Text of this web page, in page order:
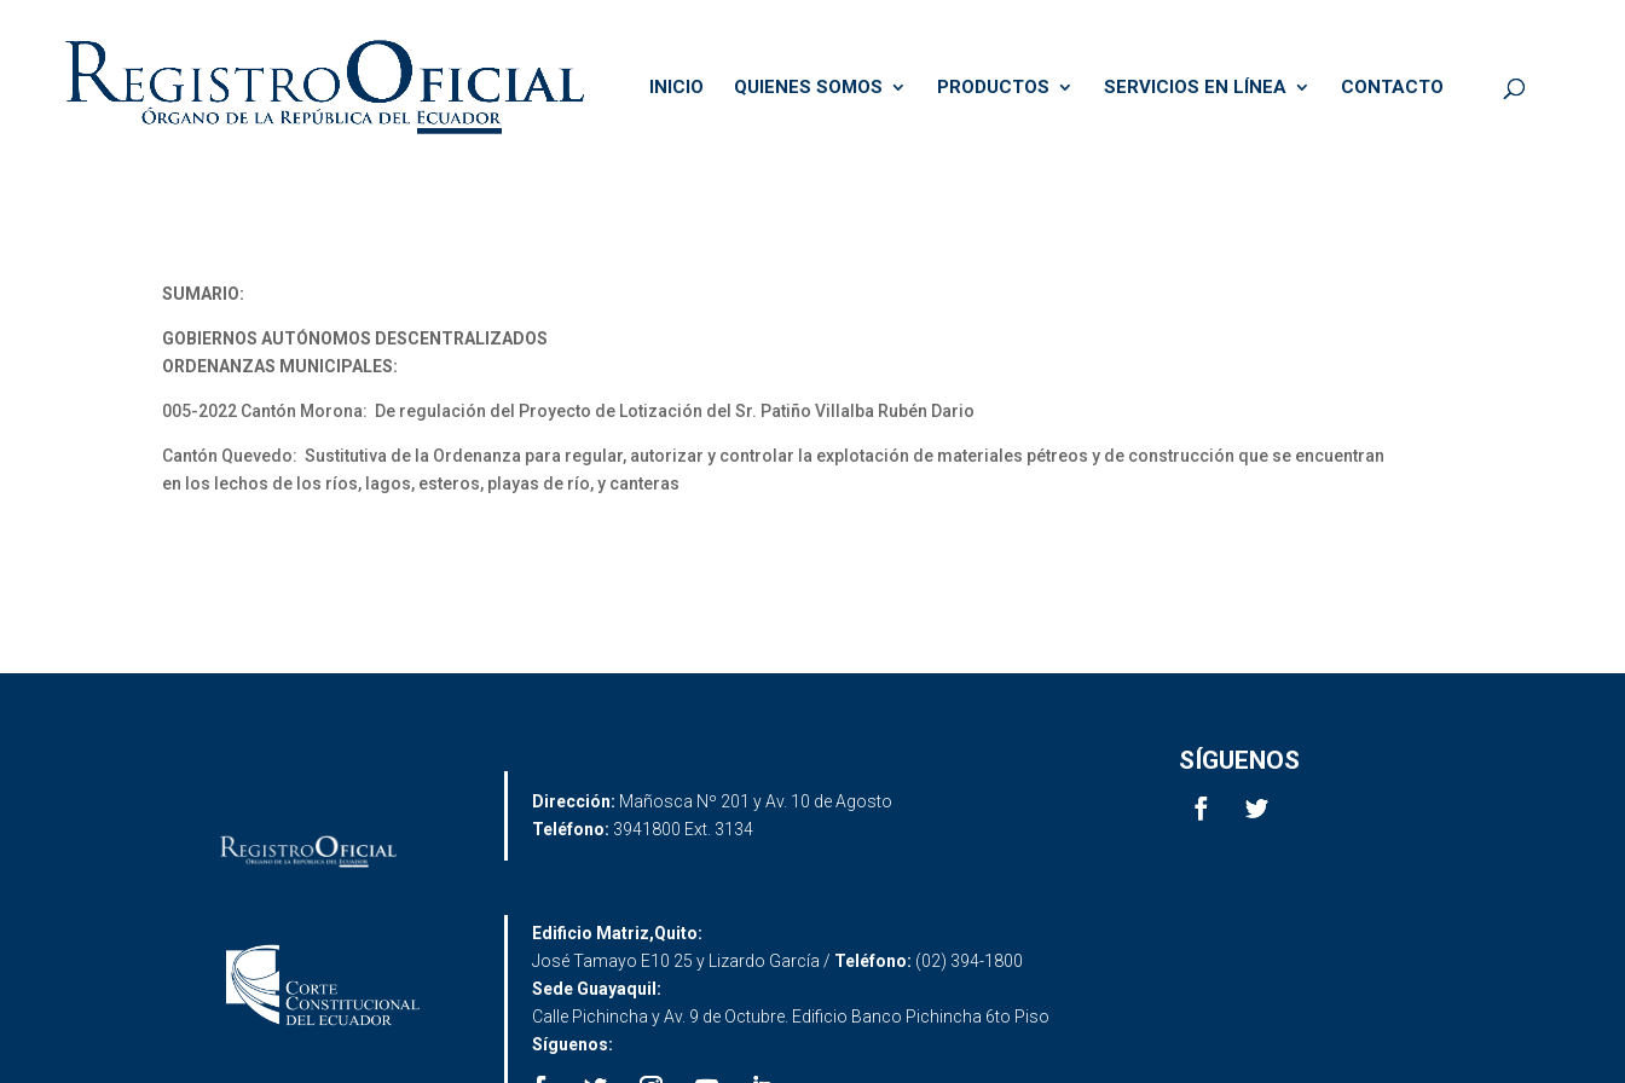
INICIO QUIENES SOMOS PRODUCTOS SERVICIOS EN LÍNEA CONTACTO
SUMARIO:
GOBIERNOS AUTÓNOMOS DESCENTRALIZADOS
ORDENANZAS MUNICIPALES:
005-2022 Cantón Morona: De regulación del Proyecto de Lotización del Sr. Patiño Villalba Rubén Dario
Cantón Quevedo: Sustitutiva de la Ordenanza para regular, autorizar y controlar la explotación de materiales pétreos y de construcción que se encuentran
en los lechos de los ríos, lagos, esteros, playas de río, y canteras
Dirección: Mañosca Nº 201 y Av. 10 de Agosto
Teléfono: 3941800 Ext. 3134
SÍGUENOS
Edificio Matriz,Quito:
José Tamayo E10 25 y Lizardo García / Teléfono: (02) 394-1800
Sede Guayaquil:
Calle Pichincha y Av. 9 de Octubre. Edificio Banco Pichincha 6to Piso
Síguenos: